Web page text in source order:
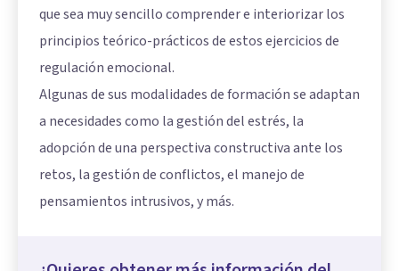
que sea muy sencillo comprender e interiorizar los
principios teórico-prácticos de estos ejercicios de
regulación emocional.
Algunas de sus modalidades de formación se adaptan
a necesidades como la gestión del estrés, la
adopción de una perspectiva constructiva ante los
retos, la gestión de conflictos, el manejo de
pensamientos intrusivos, y más.